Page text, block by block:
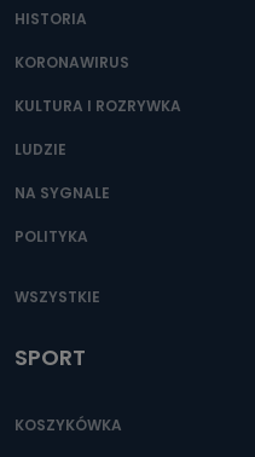
HISTORIA
KORONAWIRUS
KULTURA I ROZRYWKA
LUDZIE
NA SYGNALE
POLITYKA
WSZYSTKIE
SPORT
KOSZYKÓWKA